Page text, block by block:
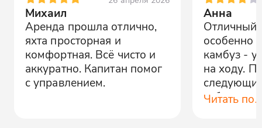
Михаил
Аренда прошла отлично,
яхта просторная и
комфортная. Всё чисто и
аккуратно. Капитан помог
с управлением.
Анна
Отличный
особенно
камбуз -
на ходу.
Читать